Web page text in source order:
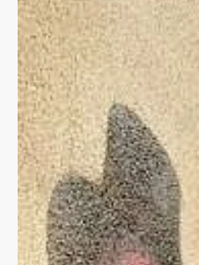
News
Kunstwerk
Parkhaus sieht
aus…
Dank der künstlerischen
Künstler Lars Schüller.
City-Parkhaus